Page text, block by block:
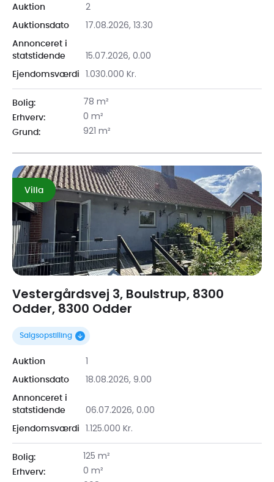
Auktion 2
Auktionsdato 17.08.2026, 13.30
Annonceret i
statstidende
15.07.2026, 0.00
Ejendomsværdi 1.030.000 Kr.
Bolig: 78 m²
Erhverv: 0 m²
Grund: 921 m²
Villa
Vestergårdsvej 3, Boulstrup, 8300
Odder, 8300 Odder
Salgsopstilling
Auktion 1
Auktionsdato 18.08.2026, 9.00
Annonceret i
statstidende
06.07.2026, 0.00
Ejendomsværdi 1.125.000 Kr.
Bolig: 125 m²
Erhverv: 0 m²